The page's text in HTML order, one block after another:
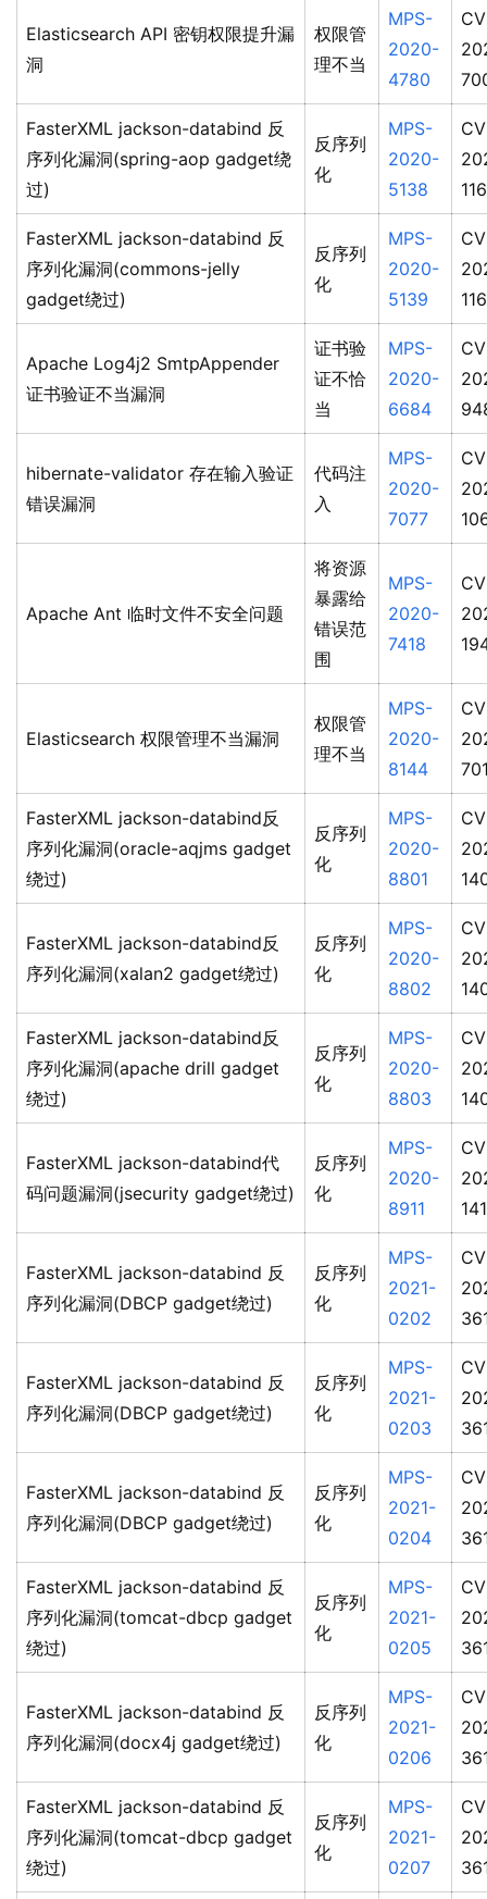
Elasticsearch API 密钥权限提升漏
洞
权限管
理不当
MPS-
2020-
4780
FasterXML jackson-databind 反
序列化漏洞(spring-aop gadget绕
过)
反序列
化
MPS-
2020-
5138
FasterXML jackson-databind 反
序列化漏洞(commons-jelly
gadget绕过)
反序列
化
MPS-
2020-
5139
Apache Log4j2 SmtpAppender
证书验证不当漏洞
证书验
证不恰
当
MPS-
2020-
6684
hibernate-validator 存在输入验证
错误漏洞
代码注
入
MPS-
2020-
7077
Apache Ant 临时文件不安全问题
将资源
暴露给
错误范
围
MPS-
2020-
7418
Elasticsearch 权限管理不当漏洞
权限管
理不当
MPS-
2020-
8144
FasterXML jackson-databind反
序列化漏洞(oracle-aqjms gadget
绕过)
反序列
化
MPS-
2020-
8801
FasterXML jackson-databind反
序列化漏洞(xalan2 gadget绕过)
反序列
化
MPS-
2020-
8802
FasterXML jackson-databind反
序列化漏洞(apache drill gadget
绕过)
反序列
化
MPS-
2020-
8803
FasterXML jackson-databind代
码问题漏洞(jsecurity gadget绕过)
反序列
化
MPS-
2020-
8911
FasterXML jackson-databind 反
序列化漏洞(DBCP gadget绕过)
反序列
化
MPS-
2021-
0202
FasterXML jackson-databind 反
序列化漏洞(DBCP gadget绕过)
反序列
化
MPS-
2021-
0203
FasterXML jackson-databind 反
序列化漏洞(DBCP gadget绕过)
反序列
化
MPS-
2021-
0204
FasterXML jackson-databind 反
序列化漏洞(tomcat-dbcp gadget
绕过)
反序列
化
MPS-
2021-
0205
FasterXML jackson-databind 反
序列化漏洞(docx4j gadget绕过)
反序列
化
MPS-
2021-
0206
FasterXML jackson-databind 反
序列化漏洞(tomcat-dbcp gadget
绕过)
反序列
化
MPS-
2021-
0207